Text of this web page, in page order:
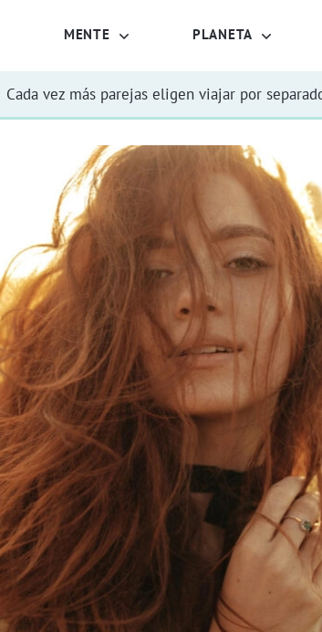
MENTE PLANETA
Cada vez más parejas eligen viajar por